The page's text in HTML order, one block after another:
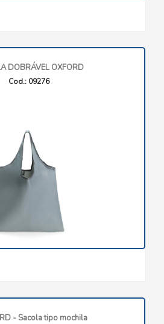
DOBRÁVEL OXFORD
Cod.: 09276
- Sacola tipo mochila